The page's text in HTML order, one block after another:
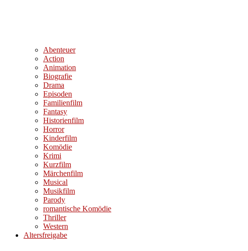
Abenteuer
Action
Animation
Biografie
Drama
Episoden
Familienfilm
Fantasy
Historienfilm
Horror
Kinderfilm
Komödie
Krimi
Kurzfilm
Märchenfilm
Musical
Musikfilm
Parody
romantische Komödie
Thriller
Western
Altersfreigabe